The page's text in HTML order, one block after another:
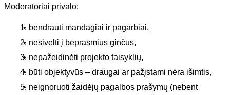
Moderatoriai privalo:
bendrauti mandagiai ir pagarbiai,
nesivelti į beprasmius ginčus,
nepažeidinėti projekto taisyklių,
būti objektyvūs – draugai ar pažįstami nėra išimtis,
neignoruoti žaidėjų pagalbos prašymų (nebent